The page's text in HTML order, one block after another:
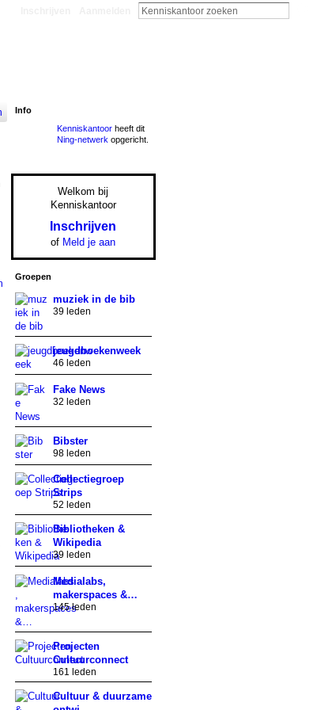
Info
Kenniskantoorheeft dit
Ning-netwerk opgericht.
Welkom bij
Kenniskantoor
Inschrijven
of Meld je aan
Groepen
muziek in de bib
39 leden
jeugdboekenweek
46 leden
Fake News
32 leden
Bibster
98 leden
Collectiegroep
Strips
52 leden
Bibliotheken &
Wikipedia
39 leden
Medialabs,
makerspaces &…
145 leden
Projecten
Cultuurconnect
161 leden
Cultuur & duurzame